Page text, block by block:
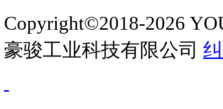
Copyright©2018-2026
豪骏工业科技有限公司